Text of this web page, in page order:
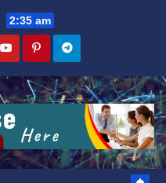
2:35 am